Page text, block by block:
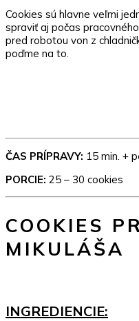
Cookies sú hlavne veľmi
spraviť aj počas
pred robotou von z
poďme na to.
ČAS PRÍPRAVY: 15 min. +
PORCIE: 25 – 30 cookies
COOKIES
MIKULÁŠA
INGREDIENCIE: